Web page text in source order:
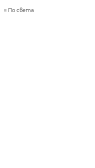
По света